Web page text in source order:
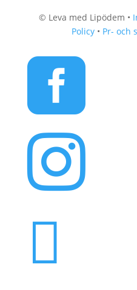
© Leva med Lipödem •
Policy• Pr- och


